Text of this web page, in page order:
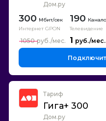
Дом.ру
300
Интернет GPON
190
Телевидение
1
1050
Тариф
Гига+ 300
Дом.ру